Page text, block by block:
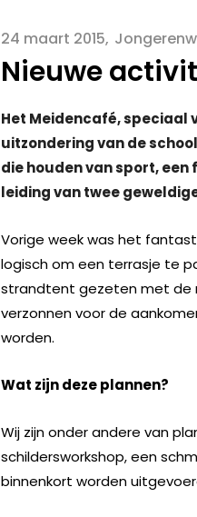
24 maart 2015
Nieuwe
Het Meidencafé, speciaal
uitzondering van de
die houden van sport,
leiding van twee
Vorige week was het
logisch om een terrasje te
strandtent gezeten met de
verzonnen voor de
worden.
Wat zijn deze plannen?
Wij zijn onder andere van
schildersworkshop, een
binnenkort worden